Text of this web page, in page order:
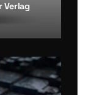
Ver­lag